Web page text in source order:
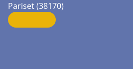
Pariset (38170)